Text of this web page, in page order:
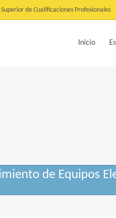
de Cualificaciones Profesionales
Inicio
de Equipos